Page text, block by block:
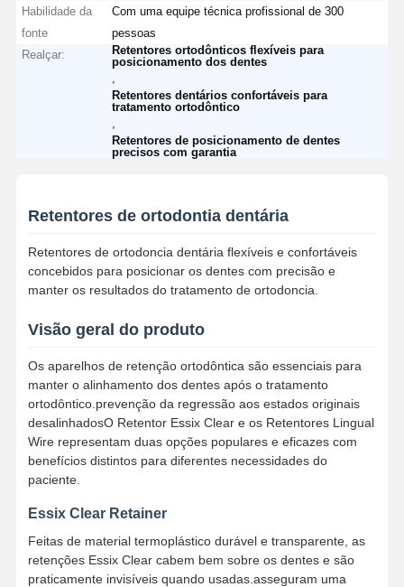
Habilidade da
fonte
Com uma equipe técnica profissional de 300
pessoas
Realçar:
Retentores ortodônticos flexíveis para
posicionamento dos dentes
Retentores dentários confortáveis para
tratamento ortodôntico
Retentores de posicionamento de dentes
precisos com garantia
Retentores de ortodontia dentária
Retentores de ortodoncia dentária flexíveis e confortáveis
concebidos para posicionar os dentes com precisão e
manter os resultados do tratamento de ortodoncia.
Visão geral do produto
Os aparelhos de retenção ortodôntica são essenciais para
manter o alinhamento dos dentes após o tratamento
ortodôntico.prevenção da regressão aos estados originais
desalinhadosO Retentor Essix Clear e os Retentores Lingual
Wire representam duas opções populares e eficazes com
benefícios distintos para diferentes necessidades do
paciente.
Essix Clear Retainer
Feitas de material termoplástico durável e transparente, as
retenções Essix Clear cabem bem sobre os dentes e são
praticamente invisíveis quando usadas.asseguram uma